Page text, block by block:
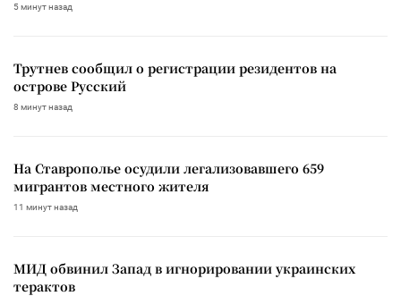
5 минут назад
Трутнев сообщил о регистрации резидентов на
острове Русский
8 минут назад
На Ставрополье осудили легализовавшего 659
мигрантов местного жителя
11 минут назад
МИД обвинил Запад в игнорировании украинских
терактов